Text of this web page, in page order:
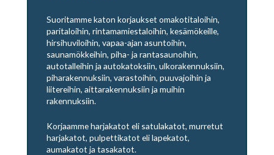
Suoritamme katon korjaukset omakotitaloihin,
paritaloihin, rintamamiestaloihin, kesämökeille,
hirsihuviloihin, vapaa-ajan asuntoihin,
saunamökkeihin, piha- ja rantasaunoihin,
autotalleihin ja autokatoksiin, ulkorakennuksiin,
piharakennuksiin, varastoihin, puuvajoihin ja
liitereihin, aittarakennuksiin ja muihin
rakennuksiin.
Korjaamme harjakatot eli satulakatot, murretut
harjakatot, pulpettikatot eli lapekatot,
aumakatot ja tasakatot.